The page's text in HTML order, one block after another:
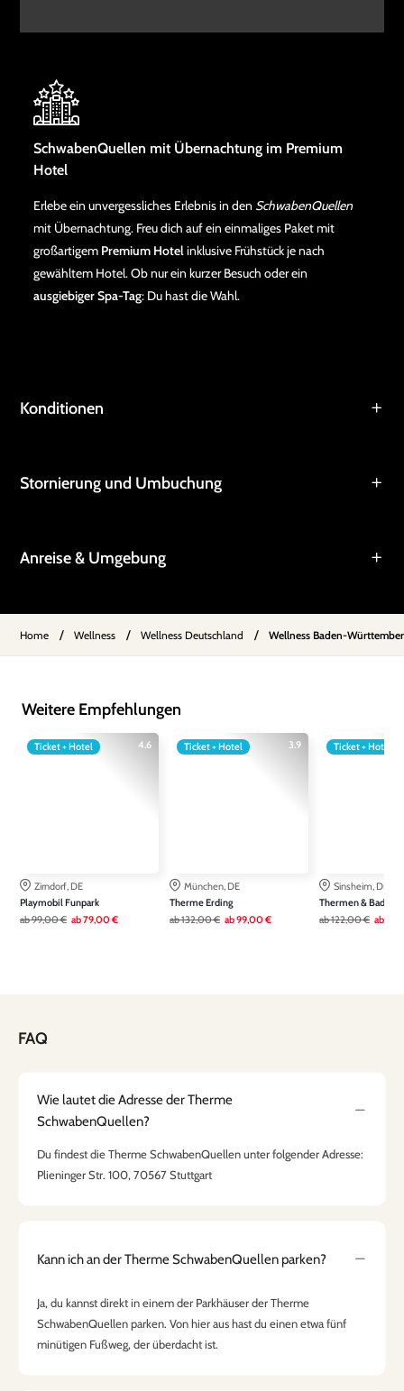
SchwabenQuellen mit Übernachtung im Premium
Hotel
Erlebe ein unvergessliches Erlebnis in den SchwabenQuellen
mit Übernachtung. Freu dich auf ein einmaliges Paket mit
großartigem Premium Hotelinklusive Frühstück je nach
gewähltem Hotel. Ob nur ein kurzer Besuch oder ein
ausgiebiger Spa-Tag: Du hast die Wahl.
Konditionen
Stornierung und Umbuchung
Anreise & Umgebung
Home / Wellness / Wellness Deutschland / Wellness Baden-
Weitere Empfehlungen
4.6
Ticket + Hotel
Zirndorf, DE
Playmobil Funpark
ab99,00 € ab79,00 €
3.9
Ticket + Hotel
München, DE
Therme Erding
ab132,00 € ab99,00 €
Ticket + Hotel
Sinsheim, DE
Thermen &
ab122,00 € ab
FAQ
Wie lautet die Adresse der Therme
SchwabenQuellen?
Du findest die Therme SchwabenQuellen unter folgender Adresse:
Plieninger Str. 100, 70567 Stuttgart
Kann ich an der Therme SchwabenQuellen parken?
Ja, du kannst direkt in einem der Parkhäuser der Therme
SchwabenQuellen parken. Von hier aus hast du einen etwa fünf
minütigen Fußweg, der überdacht ist.